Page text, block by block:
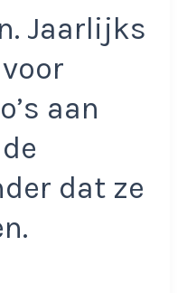
Jaarlijks
aan
dat ze